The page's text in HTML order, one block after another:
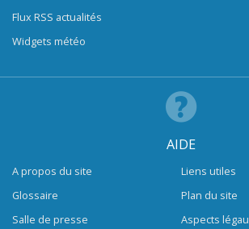
Flux RSS actualités
Widgets météo
AIDE
A propos du site
Glossaire
Salle de presse
Liens utiles
Plan du site
Aspects